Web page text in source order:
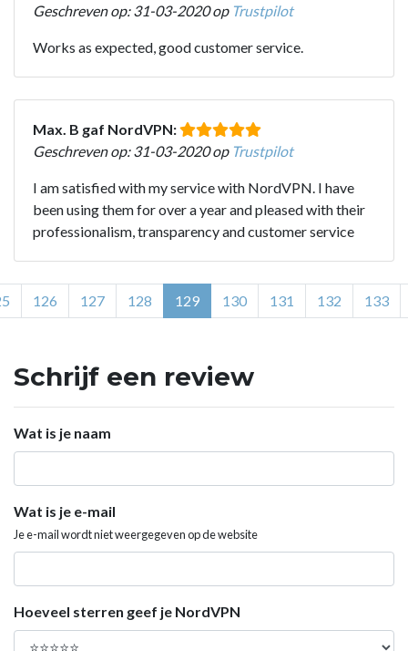
Geschreven op: 31-03-2020 op Trustpilot
Works as expected, good customer service.
Max. B gaf NordVPN:
Geschreven op: 31-03-2020 op Trustpilot
I am satisfied with my service with NordVPN. I have
been using them for over a year and pleased with their
professionalism, transparency and customer service
126 127 128 129 130 131 132 133
Schrijf een review
Wat is je naam
Wat is je e-mail
Je e-mail wordt niet weergegeven op de website
Hoeveel sterren geef je NordVPN